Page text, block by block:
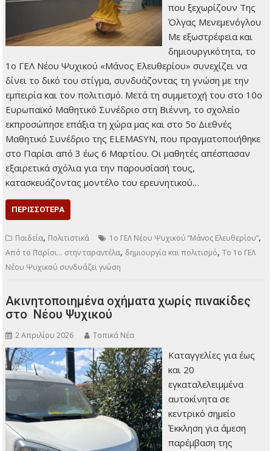
που ξεχωρίζουν Της
Όλγας Μενεμενόγλου
Με εξωστρέφεια και
δημιουργικότητα, το
1ο ΓΕΛ Νέου Ψυχικού «Μάνος Ελευθερίου» συνεχίζει να
δίνει το δικό του στίγμα, συνδυάζοντας τη γνώση με την
εμπειρία και τον πολιτισμό. Μετά τη συμμετοχή του στο 10ο
Ευρωπαϊκό Μαθητικό Συνέδριο στη Βιέννη, το σχολείο
εκπροσώπησε επάξια τη χώρα μας και στο 5ο Διεθνές
Μαθητικό Συνέδριο της ELEMASYN, που πραγματοποιήθηκε
στο Παρίσι από 3 έως 6 Μαρτίου. Οι μαθητές απέσπασαν
εξαιρετικά σχόλια για την παρουσίασή τους,
κατασκευάζοντας μοντέλο του ερευνητικού…
ΠΕΡΙΣΣΌΤΕΡΑ
Παιδεία, Πολιτιστικά 1ο ΓΕΛ Νέου Ψυχικού “Μάνος Ελευθερίου”,
Από το Παρίσι… στην ταραντέλα, δημιουργία και πολιτισμό,Το 1ο ΓΕΛ
Νέου Ψυχικού συνδυάζει γνώση
Ακινητοποιημένα οχήματα χωρίς πινακίδες
στο Νέου Ψυχικού
2 Απριλίου 2026 Τοπικά Νέα
Καταγγελίες για έως
και 20
εγκαταλελειμμένα
αυτοκίνητα σε
κεντρικό σημείο
Έκκληση για άμεση
παρέμβαση της